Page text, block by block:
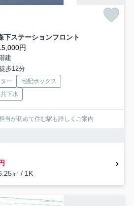
下ステーションフロント
円
建
歩12分
ー
宅配ボックス
下水
当が初めて住む駅も詳しくご案内
㎡ / 1K